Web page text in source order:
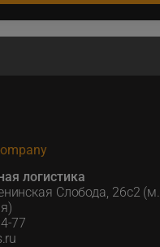
логистика
Слобода, 26с2 (м.
77